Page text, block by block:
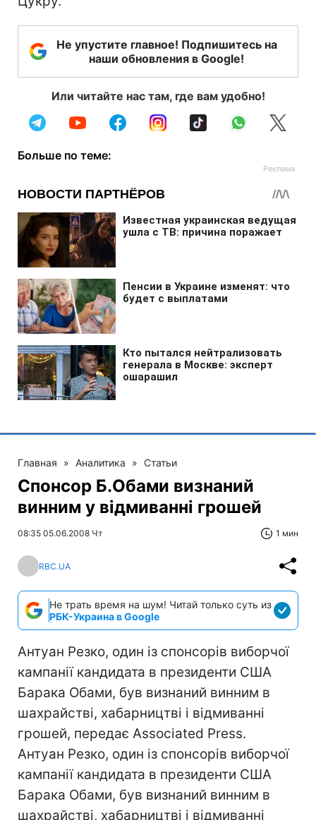
Не упустите главное! Подпишитесь на
наши обновления в Google!
Или читайте нас там, где вам удобно!
Больше по теме:
Главная » Аналитика » Статьи
Спонсор Б.Обами визнаний
винним у відмиванні грошей
08:35 05.06.2008 Чт 1 мин
RBC.UA
Не трать время на шум! Читай только суть из
РБК-Украина в Google
Антуан Резко, один із спонсорів виборчої
кампанії кандидата в президенти США
Барака Обами, був визнаний винним в
шахрайстві, хабарництві і відмиванні
грошей, передає Associated Press.
Антуан Резко, один із спонсорів виборчої
кампанії кандидата в президенти США
Барака Обами, був визнаний винним в
шахрайстві, хабарництві і відмиванні